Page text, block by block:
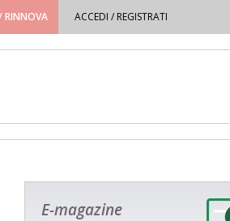
RINNOVA ACCEDI / REGISTRATI
E-magazine